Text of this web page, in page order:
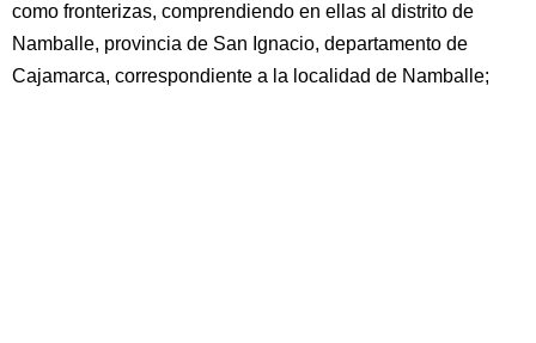
como fronterizas, comprendiendo en ellas al distrito de
Namballe, provincia de San Ignacio, departamento de
Cajamarca, correspondiente a la localidad de Namballe;